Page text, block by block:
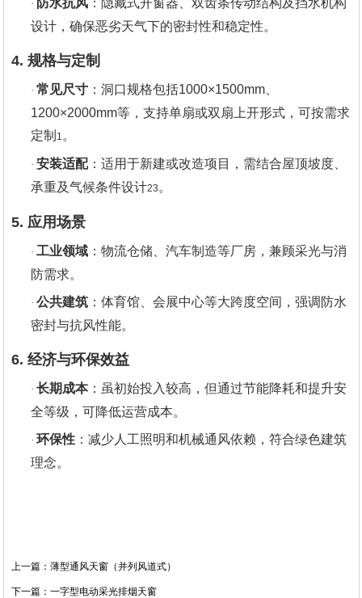
·
设计，确保恶劣天气下的密封性和稳定性。
4. 规格与定制
·常见尺寸 ‌：洞口规格包括1000×1500mm、
1200×2000mm等，支持单扇或双扇上开形式，可按需求
定制‌ 1 。
·安装适配 ‌：适用于新建或改造项目，需结合屋顶坡度、
承重及气候条件设计‌23 。
5. 应用场景
·工业领域 ‌：物流仓储、汽车制造等厂房，兼顾采光与消
防需求‌。
·公共建筑 ‌：体育馆、会展中心等大跨度空间，强调防水
密封与抗风性能。
6. 经济与环保效益
·长期成本 ‌：虽初始投入较高，但通过节能降耗和提升安
全等级，可降低运营成本‌。
·环保性 ‌：减少人工照明和机械通风依赖，符合绿色建筑
理念‌。
上一篇：薄型通风天窗（并列风道式）
下一篇：一字型电动采光排烟天窗